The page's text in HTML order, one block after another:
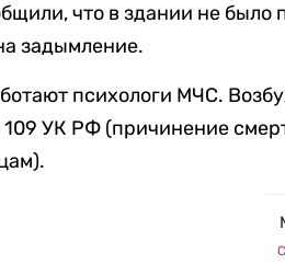
что в здании не было
задымление.
психологи МЧС.
109 УК РФ (причинение